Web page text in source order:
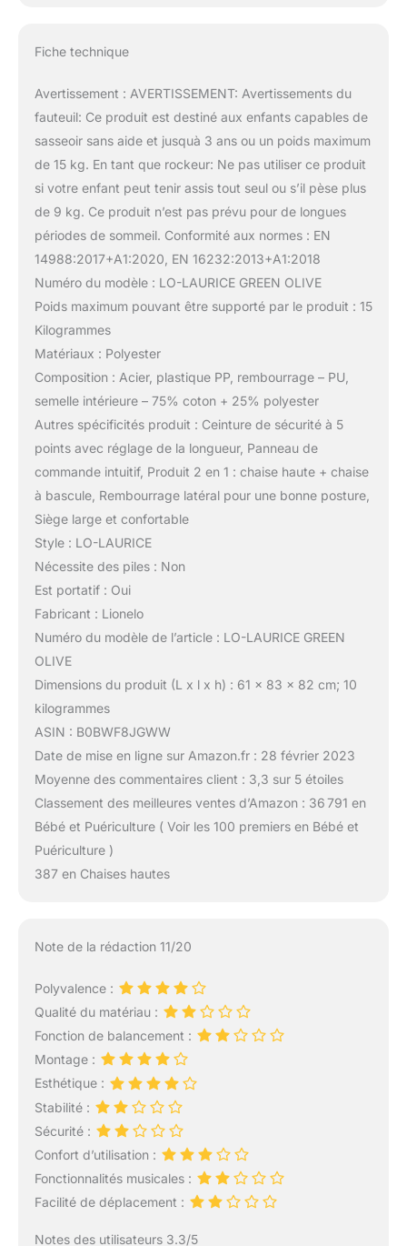
Fiche technique
Avertissement : AVERTISSEMENT: Avertissements du
fauteuil: Ce produit est destiné aux enfants capables de
sasseoir sans aide et jusquà 3 ans ou un poids maximum
de 15 kg. En tant que rockeur: Ne pas utiliser ce produit
si votre enfant peut tenir assis tout seul ou s’il pèse plus
de 9 kg. Ce produit n’est pas prévu pour de longues
périodes de sommeil. Conformité aux normes : EN
14988:2017+A1:2020, EN 16232:2013+A1:2018
Numéro du modèle : LO-LAURICE GREEN OLIVE
Poids maximum pouvant être supporté par le produit : 15
Kilogrammes
Matériaux : Polyester
Composition : Acier, plastique PP, rembourrage – PU,
semelle intérieure – 75% coton + 25% polyester
Autres spécificités produit : Ceinture de sécurité à 5
points avec réglage de la longueur, Panneau de
commande intuitif, Produit 2 en 1 : chaise haute + chaise
à bascule, Rembourrage latéral pour une bonne posture,
Siège large et confortable
Style : LO-LAURICE
Nécessite des piles : Non
Est portatif : Oui
Fabricant : Lionelo
Numéro du modèle de l’article : LO-LAURICE GREEN
OLIVE
Dimensions du produit (L x l x h) : 61 x 83 x 82 cm; 10
kilogrammes
ASIN : B0BWF8JGWW
Date de mise en ligne sur Amazon.fr : 28 février 2023
Moyenne des commentaires client : 3,3 sur 5 étoiles
Classement des meilleures ventes d’Amazon : 36 791 en
Bébé et Puériculture ( Voir les 100 premiers en Bébé et
Puériculture )
387 en Chaises hautes
Note de la rédaction 11/20
Polyvalence :
Qualité du matériau :
Fonction de balancement :
Montage :
Esthétique :
Stabilité :
Sécurité :
Confort d’utilisation :
Fonctionnalités musicales :
Facilité de déplacement :
Notes des utilisateurs 3.3/5